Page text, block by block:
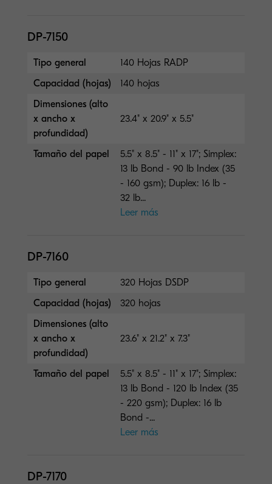
DP-7150
Tipo general
140 Hojas RADP
Capacidad (hojas)
140 hojas
Dimensiones (alto
x ancho x
profundidad)
23.4" x 20.9" x 5.5"
Tamaño del papel
5.5" x 8.5" - 11" x 17"; Simplex:
13 lb Bond - 90 lb Index (35
- 160 gsm); Duplex: 16 lb -
32 lb...
Leer más
DP-7160
Tipo general
320 Hojas DSDP
Capacidad (hojas)
320 hojas
Dimensiones (alto
x ancho x
profundidad)
23.6" x 21.2" x 7.3"
Tamaño del papel
5.5" x 8.5" - 11" x 17"; Simplex:
13 lb Bond - 120 lb Index (35
- 220 gsm); Duplex: 16 lb
Bond -...
Leer más
DP-7170